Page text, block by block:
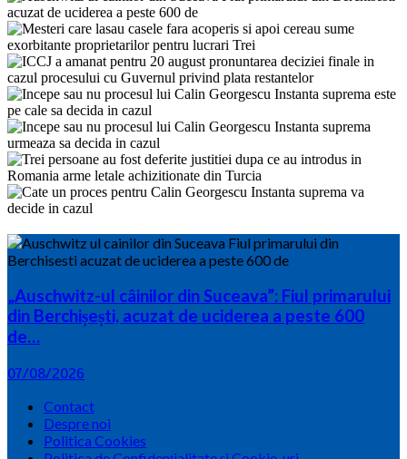
„Auschwitz-ul câinilor din Suceava”: Fiul primarului
din Berchișești, acuzat de uciderea a peste 600
de…
07/08/2026
Contact
Despre noi
Politica Cookies